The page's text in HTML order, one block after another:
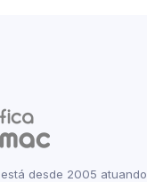
desde 2005 atuando